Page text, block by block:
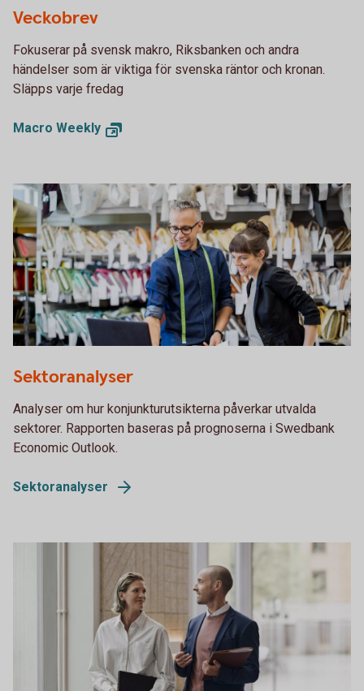
Veckobrev
Fokuserar på svensk makro, Riksbanken och andra
händelser som är viktiga för svenska räntor och kronan.
Släpps varje fredag
Macro Weekly
Sektoranalyser
Analyser om hur konjunkturutsikterna påverkar utvalda
sektorer. Rapporten baseras på prognoserna i Swedbank
Economic Outlook.
Sektoranalyser